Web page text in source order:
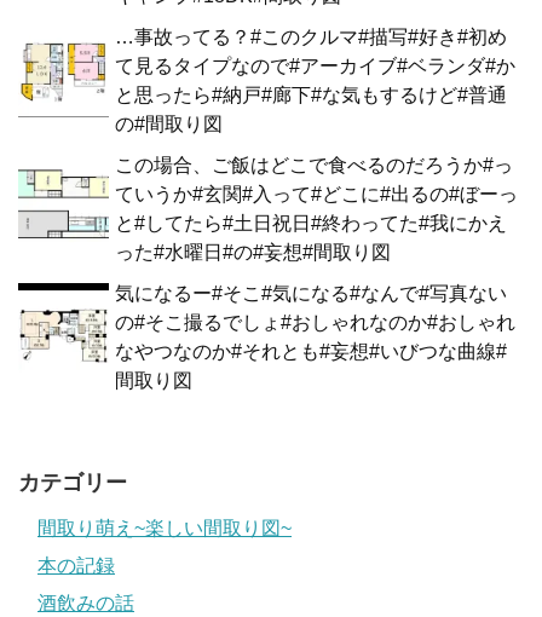
…事故ってる？#このクルマ#描写#好き#初め
て見るタイプなので#アーカイブ#ベランダ#か
と思ったら#納戸#廊下#な気もするけど#普通
の#間取り図
この場合、ご飯はどこで食べるのだろうか#っ
ていうか#玄関#入って#どこに#出るの#ぼーっ
と#してたら#土日祝日#終わってた#我にかえ
った#水曜日#の#妄想#間取り図
気になるー#そこ#気になる#なんで#写真ない
の#そこ撮るでしょ#おしゃれなのか#おしゃれ
なやつなのか#それとも#妄想#いびつな曲線#
間取り図
カテゴリー
間取り萌え~楽しい間取り図~
本の記録
酒飲みの話